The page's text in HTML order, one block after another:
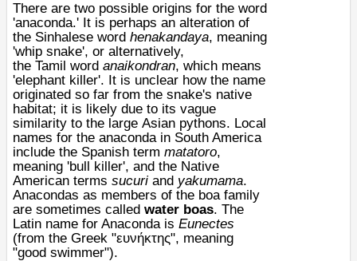
There are two possible origins for the word
'anaconda.' It is perhaps an alteration of
the Sinhalese word henakandaya, meaning
'whip snake', or alternatively,
the Tamil word anaikondran, which means
'elephant killer'. It is unclear how the name
originated so far from the snake's native
habitat; it is likely due to its vague
similarity to the large Asian pythons. Local
names for the anaconda in South America
include the Spanish term matatoro,
meaning 'bull killer', and the Native
American terms sucuri and yakumama.
Anacondas as members of the boa family
are sometimes called water boas. The
Latin name for Anaconda is Eunectes
(from the Greek "ευνήκτης", meaning
"good swimmer").